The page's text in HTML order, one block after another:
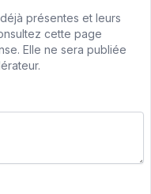
présentes et leurs
cette page
Elle ne sera publiée